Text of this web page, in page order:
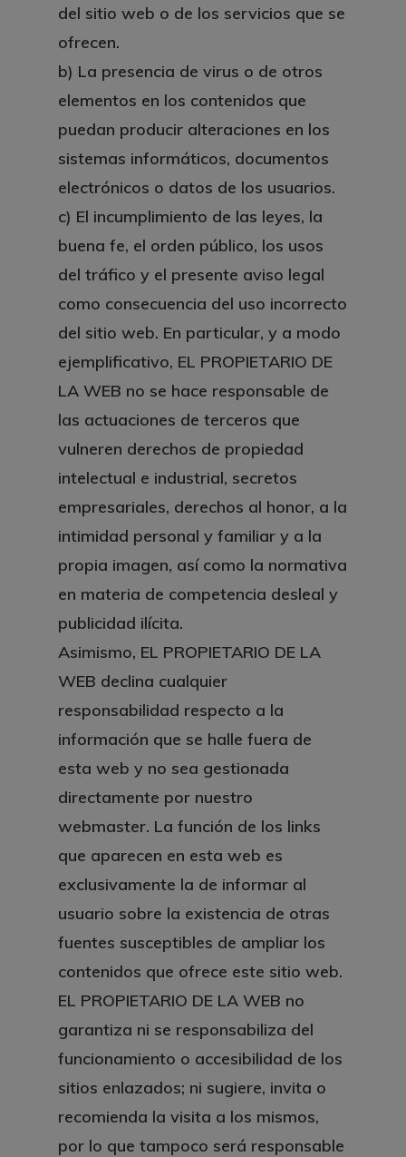
del sitio web o de los servicios que se
ofrecen.
b) La presencia de virus o de otros
elementos en los contenidos que
puedan producir alteraciones en los
sistemas informáticos, documentos
electrónicos o datos de los usuarios.
c) El incumplimiento de las leyes, la
buena fe, el orden público, los usos
del tráfico y el presente aviso legal
como consecuencia del uso incorrecto
del sitio web. En particular, y a modo
ejemplificativo, EL PROPIETARIO DE
LA WEB no se hace responsable de
las actuaciones de terceros que
vulneren derechos de propiedad
intelectual e industrial, secretos
empresariales, derechos al honor, a la
intimidad personal y familiar y a la
propia imagen, así como la normativa
en materia de competencia desleal y
publicidad ilícita.
Asimismo, EL PROPIETARIO DE LA
WEB declina cualquier
responsabilidad respecto a la
información que se halle fuera de
esta web y no sea gestionada
directamente por nuestro
webmaster. La función de los links
que aparecen en esta web es
exclusivamente la de informar al
usuario sobre la existencia de otras
fuentes susceptibles de ampliar los
contenidos que ofrece este sitio web.
EL PROPIETARIO DE LA WEB no
garantiza ni se responsabiliza del
funcionamiento o accesibilidad de los
sitios enlazados; ni sugiere, invita o
recomienda la visita a los mismos,
por lo que tampoco será responsable